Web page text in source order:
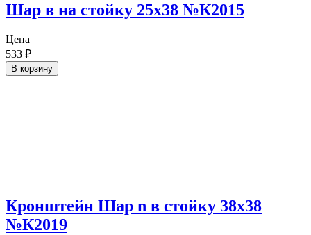
Шар в на стойку 25х38 №К2015
Цена
533 ₽
В корзину
Кронштейн Шар n в стойку 38х38
№К2019